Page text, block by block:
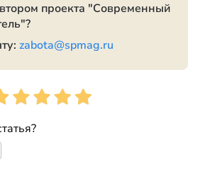
проекта "Современный
zabota@spmag.ru